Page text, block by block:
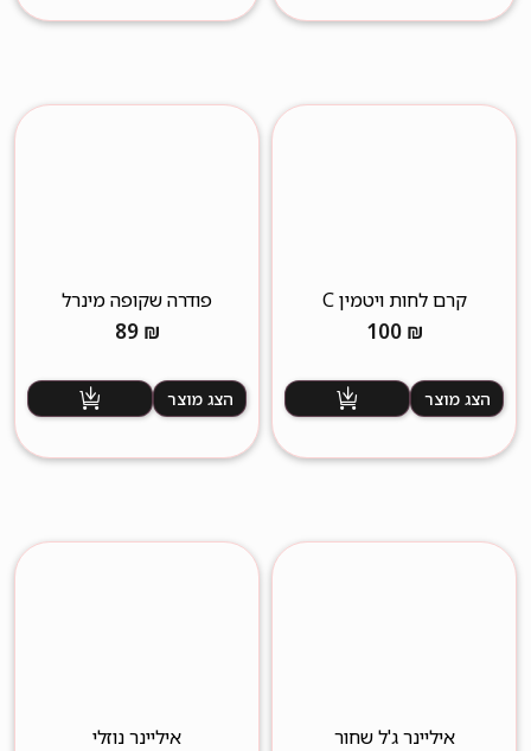
קרם לחות ויטמין C
100 ₪
הצג מוצר
פודרה שקופה מינרל
89 ₪
הצג מוצר
איליינר ג'ל שחור
איליינר נוזלי